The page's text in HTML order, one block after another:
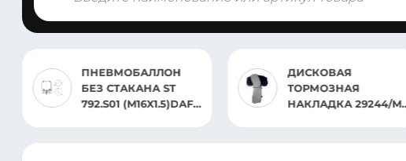
ПНЕВМОБАЛЛОН
БЕЗ СТАКАНА ST
792.S01 (M16X1.5)DAF
ДИСКОВАЯ
ТОРМОЗНАЯ
НАКЛАДКА 29244/MB